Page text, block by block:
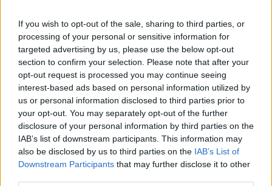
If you wish to opt-out of the sale, sharing to third parties, or
processing of your personal or sensitive information for
targeted advertising by us, please use the below opt-out
section to confirm your selection. Please note that after your
opt-out request is processed you may continue seeing
interest-based ads based on personal information utilized by
us or personal information disclosed to third parties prior to
your opt-out. You may separately opt-out of the further
disclosure of your personal information by third parties on the
IAB’s list of downstream participants. This information may
also be disclosed by us to third parties on the IAB’s List of
Downstream Participants that may further disclose it to other
ING: Ενίσχυση κερδών κατά 16%
στα 1,95 δισ. ευρώ το δεύτερο
τρίμηνο, ξεπερνώντας τις
προβλέψεις της αγοράς
30/07/26|16:27
Η Revolut και η OpenAI
συνεργάζονται ώστε να φέρουν
το ChatGPT Go σε εκατομμύρια
πελάτες
30/07/26| 15:43
Βραζιλία: Προσφεύγει στον ΠΟΕ